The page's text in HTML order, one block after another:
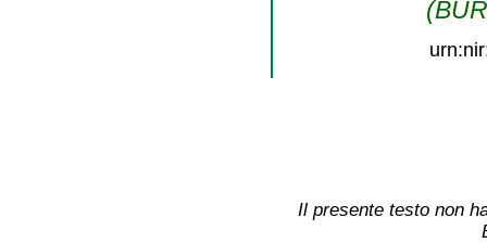
Il presente testo non